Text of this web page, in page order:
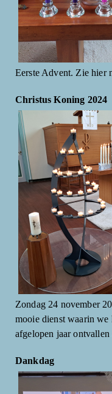
Eerste Advent. Zie hier
Christus Koning 2024
Zondag 24 november
mooie dienst waarin we
afgelopen jaar ontvallen
Dankdag